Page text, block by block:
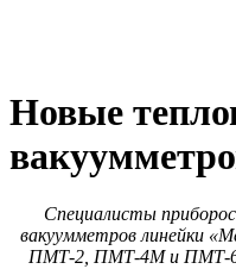
Новые
Специалисты
вакуумметров линейки
ПМТ-2, ПМТ-4М и ПМТ-6-